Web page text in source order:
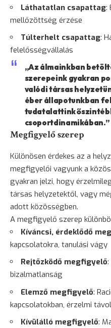
Láthatatlan csapattag:
mellőzöttség érzése
Túlterhelt csapattag:
felelősségvállalás
„Az álmainkban
szerepeink gyakran
valódi társas
éber állapotunkban
tudatalattink
csoportdinamikában.”
Megfigyelő szerep
Különösen érdekes az a
megfigyelői vagyunk a
gyakran jelzi, hogy
társas helyzetektől, vagy
adott közösségben.
A megfigyelő szerep
Kíváncsi, érdeklődő
kapcsolatokra, tanulási vágy
Rejtőzködő megfigyelő
bizalmatlanság
Elemző megfigyelő:
kapcsolatokban, érzelmi
Kívülálló megfigyelő: